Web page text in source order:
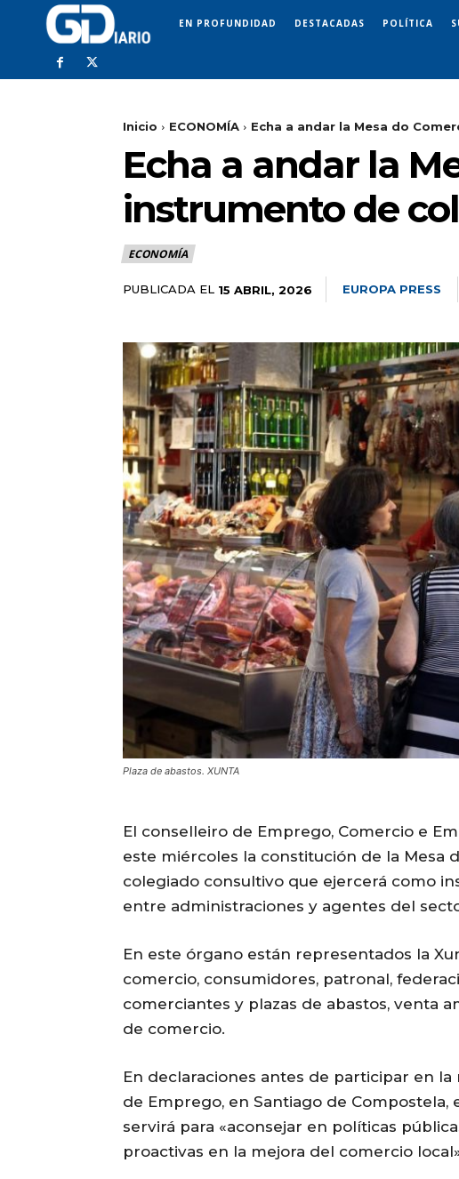
EN PROFUNDIDAD DESTACADAS POLÍTICA
Inicio ECONOMÍA Echa a andar la Mesa do
Echa a andar la
instrumento de
ECONOMÍA
PUBLICADA EL 15 ABRIL, 2026 EUROPA PRESS
Plaza de abastos. XUNTA
El conselleiro de Emprego, Comercio e
este miércoles la constitución de la Mesa
colegiado consultivo que ejercerá como
entre administraciones y agentes del
En este órgano están representados la
comercio, consumidores, patronal,
comerciantes y plazas de abastos, venta
de comercio.
En declaraciones antes de participar en
de Emprego, en Santiago de Compostela,
servirá para «aconsejar en políticas
proactivas en la mejora del comercio